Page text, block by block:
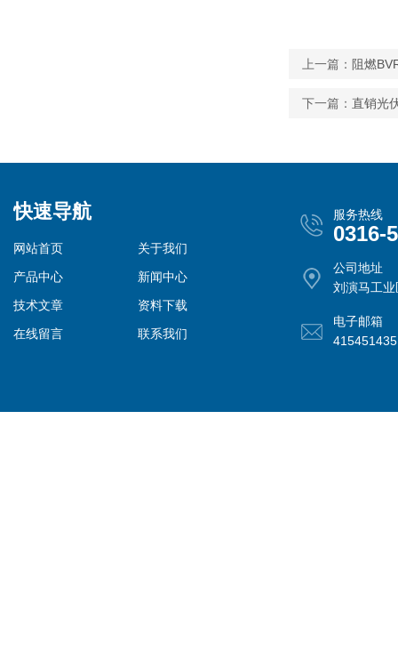
上一篇： 阻燃
下一篇： 直销光
快速导航
网站首页
关于我们
产品中心
新闻中心
技术文章
资料下载
在线留言
联系我们
服务热线
0316-
公司地址
刘演马工业
电子邮箱